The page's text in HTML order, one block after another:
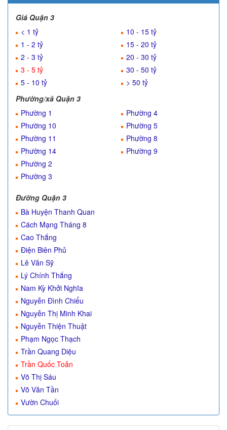
Giá Quận 3
< 1 tỷ
1 - 2 tỷ
2 - 3 tỷ
3 - 5 tỷ
5 - 10 tỷ
10 - 15 tỷ
15 - 20 tỷ
20 - 30 tỷ
30 - 50 tỷ
> 50 tỷ
Phường/xã Quận 3
Phường 1
Phường 10
Phường 11
Phường 14
Phường 2
Phường 3
Phường 4
Phường 5
Phường 8
Phường 9
Đường Quận 3
Bà Huyện Thanh Quan
Cách Mạng Tháng 8
Cao Thắng
Điện Biên Phủ
Lê Văn Sỹ
Lý Chính Thắng
Nam Kỳ Khởi Nghĩa
Nguyễn Đình Chiểu
Nguyễn Thị Minh Khai
Nguyễn Thiện Thuật
Phạm Ngọc Thạch
Trần Quang Diệu
Trần Quốc Toản
Võ Thị Sáu
Võ Văn Tần
Vườn Chuối